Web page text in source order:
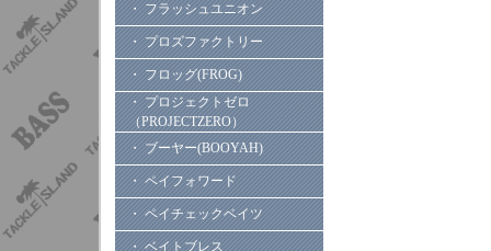
・ フラッシュユニオン
・ プロズファクトリー
・ フロッグ(FROG)
・ プロジェクトゼロ
（PROJECTZERO）
・ ブーヤー(BOOYAH)
・ ペイフォワード
・ ペイチェックベイツ
・ ベイトブレス